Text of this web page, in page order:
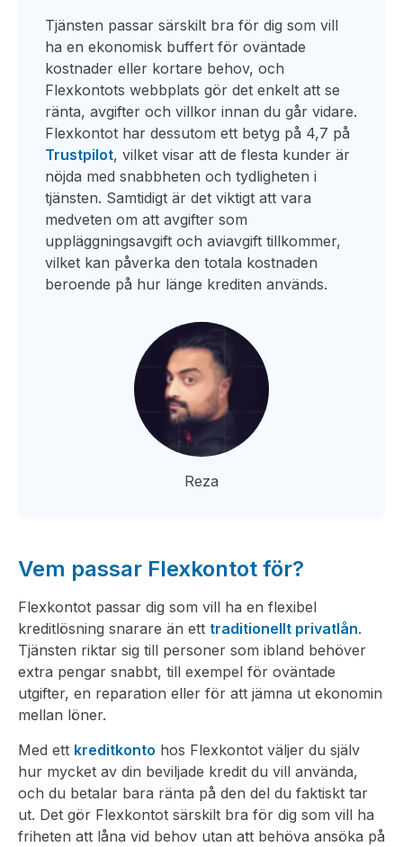
Tjänsten passar särskilt bra för dig som vill
ha en ekonomisk buffert för oväntade
kostnader eller kortare behov, och
Flexkontots webbplats gör det enkelt att se
ränta, avgifter och villkor innan du går vidare.
Flexkontot har dessutom ett betyg på 4,7 på
Trustpilot, vilket visar att de flesta kunder är
nöjda med snabbheten och tydligheten i
tjänsten. Samtidigt är det viktigt att vara
medveten om att avgifter som
uppläggningsavgift och aviavgift tillkommer,
vilket kan påverka den totala kostnaden
beroende på hur länge krediten används.
Reza
Vem passar Flexkontot för?
Flexkontot passar dig som vill ha en flexibel
kreditlösning snarare än ett traditionellt privatlån.
Tjänsten riktar sig till personer som ibland behöver
extra pengar snabbt, till exempel för oväntade
utgifter, en reparation eller för att jämna ut ekonomin
mellan löner.
Med ett kreditkonto hos Flexkontot väljer du själv
hur mycket av din beviljade kredit du vill använda,
och du betalar bara ränta på den del du faktiskt tar
ut. Det gör Flexkontot särskilt bra för dig som vill ha
friheten att låna vid behov utan att behöva ansöka på